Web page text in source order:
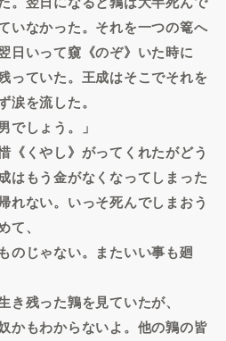
いなかった。それを一つの篭へ
日いって窺《のぞ》いた時に
っていた。王成はそこでそれを
涙を流した。
でしょう。」
《くやし》がってくれたがどう
はもう金がなくなってしまった
れない。いっそ死んでしまおう
て、
のじゃない。またいい事も廻
残った鶉を見ていたが、
かもわからないよ。他の鶉の皆